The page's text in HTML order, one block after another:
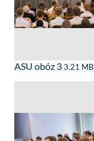
ASU obóz 33.21 MB